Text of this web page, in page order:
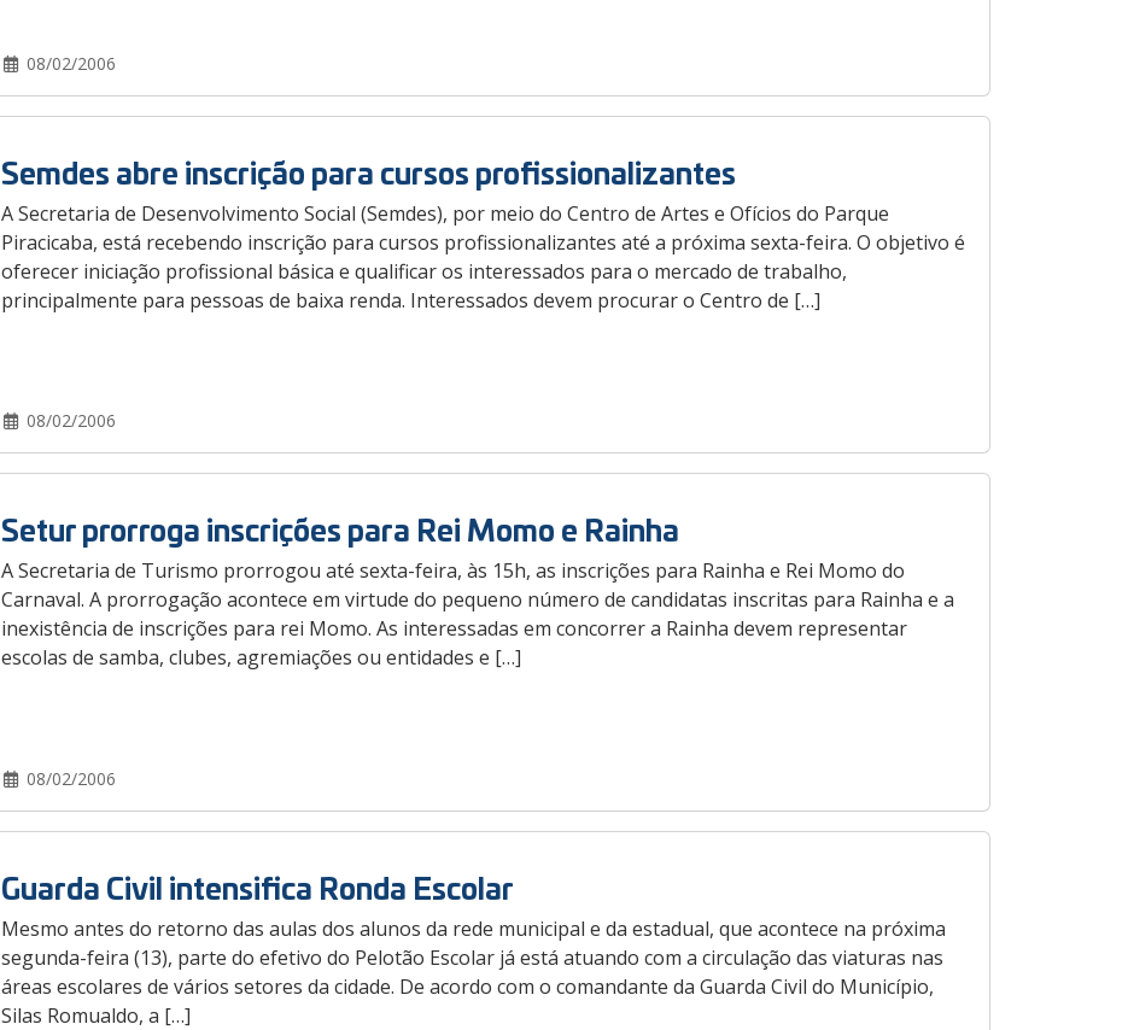
08/02/2006
Semdes abre inscrição para cursos profissionalizantes
A Secretaria de Desenvolvimento Social (Semdes), por meio do Centro de Artes e Ofícios do Parque
Piracicaba, está recebendo inscrição para cursos profissionalizantes até a próxima sexta-feira. O objetivo é
oferecer iniciação profissional básica e qualificar os interessados para o mercado de trabalho,
principalmente para pessoas de baixa renda. Interessados devem procurar o Centro de […]
08/02/2006
Setur prorroga inscrições para Rei Momo e Rainha
A Secretaria de Turismo prorrogou até sexta-feira, às 15h, as inscrições para Rainha e Rei Momo do
Carnaval. A prorrogação acontece em virtude do pequeno número de candidatas inscritas para Rainha e a
inexistência de inscrições para rei Momo. As interessadas em concorrer a Rainha devem representar
escolas de samba, clubes, agremiações ou entidades e […]
08/02/2006
Guarda Civil intensifica Ronda Escolar
Mesmo antes do retorno das aulas dos alunos da rede municipal e da estadual, que acontece na próxima
segunda-feira (13), parte do efetivo do Pelotão Escolar já está atuando com a circulação das viaturas nas
áreas escolares de vários setores da cidade. De acordo com o comandante da Guarda Civil do Município,
Silas Romualdo, a […]